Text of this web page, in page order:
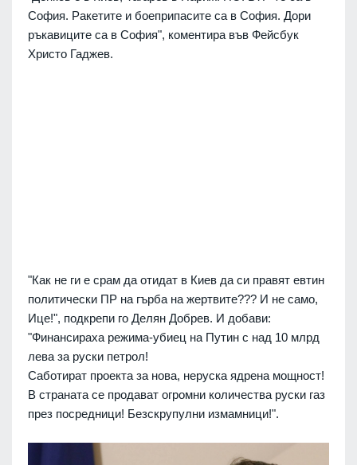
София. Ракетите и боеприпасите са в София. Дори
ръкавиците са в София", коментира във Фейсбук
Христо Гаджев.
"Как не ги е срам да отидат в Киев да си правят евтин
политически ПР на гърба на жертвите??? И не само,
Ице!", подкрепи го Делян Добрев. И добави:
"Финансираха режима-убиец на Путин с над 10 млрд
лева за руски петрол!
Саботират проекта за нова, неруска ядрена мощност!
В страната се продават огромни количества руски газ
през посредници! Безскрупулни измамници!".